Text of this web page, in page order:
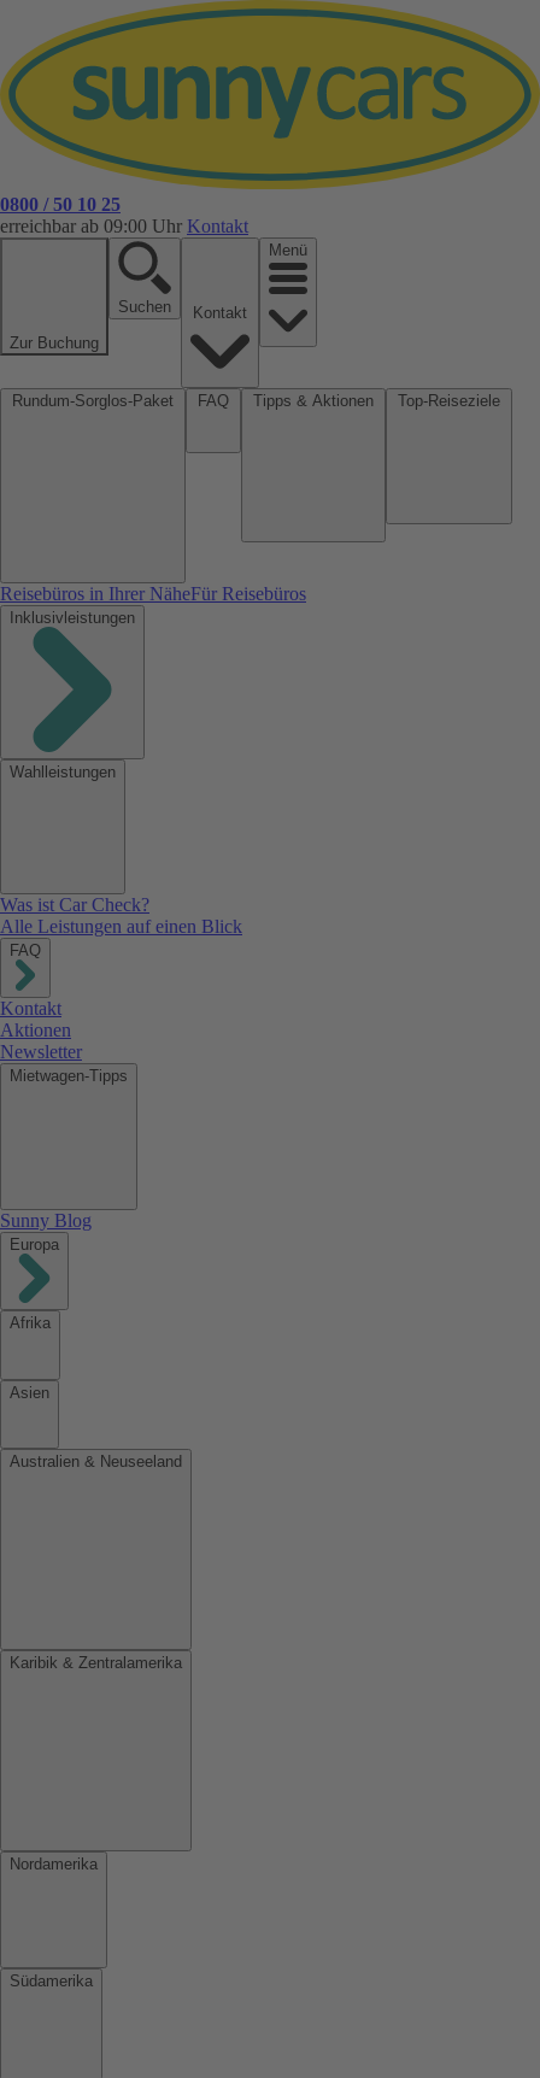
0800 / 50 10 25
erreichbar ab 09:00 Uhr Kontakt
Zur Buchung
Suchen
Menü
Reisebüros in Ihrer NäheFür Reisebüros
Inklusivleistungen
Wahlleistungen
Was ist Car Check?
Alle Leistungen auf einen Blick
FAQ
Kontakt
Aktionen
Newsletter
Mietwagen-Tipps
Sunny Blog
Europa
Afrika
Asien
Australien & Neuseeland
Karibik & Zentralamerika
Nordamerika
Südamerika